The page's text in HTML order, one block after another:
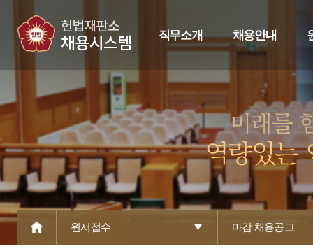
직무소개 채용안내
원서접수 마감 채용공고